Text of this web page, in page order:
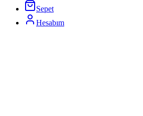
Sepet
Hesabım